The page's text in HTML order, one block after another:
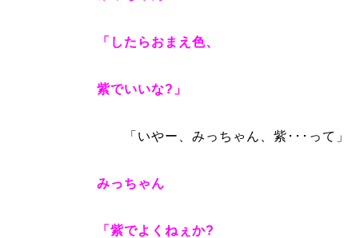
「したらおまえ色、
紫でいいな?」
「いやー、みっちゃん、紫･･･って」
みっちゃん
「紫でよくねぇか?